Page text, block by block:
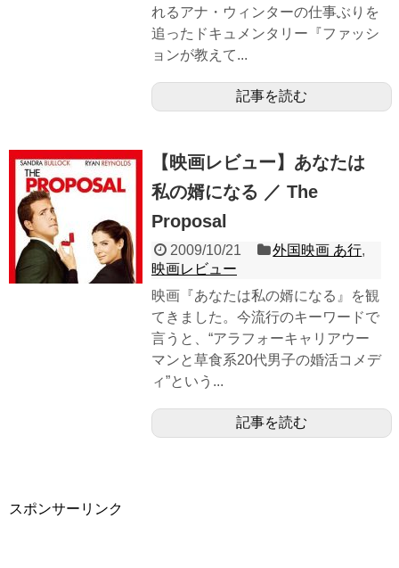
れるアナ・ウィンターの仕事ぶりを
追ったドキュメンタリー『ファッシ
ョンが教えて...
記事を読む
【映画レビュー】あなたは
私の婿になる ／ The
Proposal
2009/10/21 外国映画 あ行,
映画レビュー
映画『あなたは私の婿になる』を観
てきました。今流行のキーワードで
言うと、“アラフォーキャリアウー
マンと草食系20代男子の婚活コメデ
ィ”という...
記事を読む
スポンサーリンク